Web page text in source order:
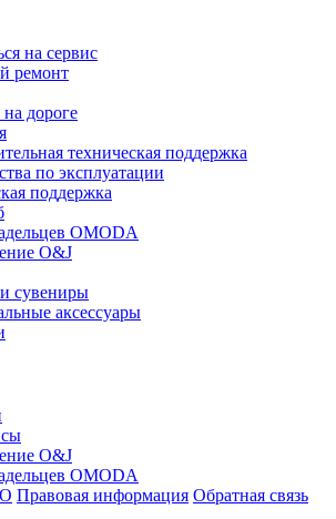
на сервис
ремонт
дороге
техническая поддержка
по эксплуатации
поддержка
OMODA
O&J
сувениры
аксессуары
O&J
OMODA
Правовая информация Обратная связь